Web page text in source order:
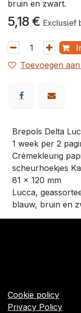
bruin en zwart.
5,18 € Exclusief
Toevoegen
Brepols Delta
1 week per 2
Crèmekleurig
scheurhoekjes
81 x 120 mm
Lucca,
blauw, bruin en
Cookie policy
Privacy Policy